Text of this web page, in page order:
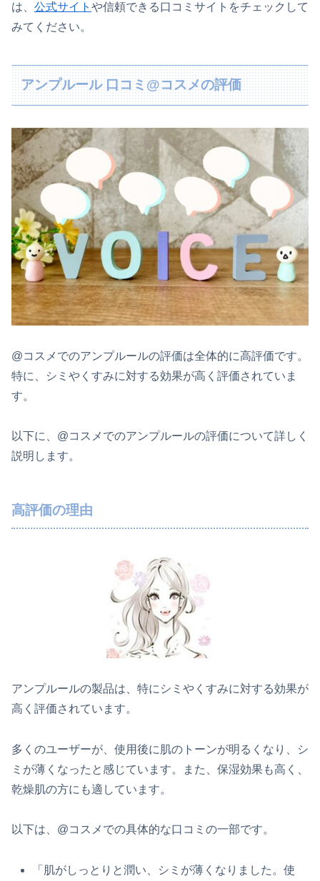
は、 公式サイト や信頼できる口コミサイトをチェックして
みてください。
アンプルール 口コミ@コスメの評価
@コスメでのアンプルールの評価は全体的に高評価です。
特に、シミやくすみに対する効果が高く評価されていま
す。
以下に、@コスメでのアンプルールの評価について詳しく
説明します。
高評価の理由
アンプルールの製品は、特にシミやくすみに対する効果が
高く評価されています。
多くのユーザーが、使用後に肌のトーンが明るくなり、シ
ミが薄くなったと感じています。また、保湿効果も高く、
乾燥肌の方にも適しています。
以下は、@コスメでの具体的な口コミの一部です。
「肌がしっとりと潤い、シミが薄くなりました。使